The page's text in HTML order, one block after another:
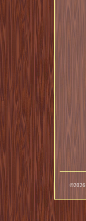
©2026